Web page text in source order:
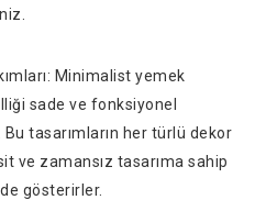
Minimalist yemek
sade ve fonksiyonel
Bu tasarımların her türlü dekor
ve zamansız tasarıma sahip
gösterirler.